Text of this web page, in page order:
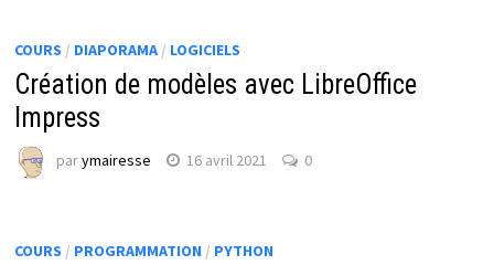
COURS / DIAPORAMA/ LOGICIELS
Création de modèles avec LibreOffice
Impress
parymairesse 16 avril 2021 0
COURS / PROGRAMMATION / PYTHON